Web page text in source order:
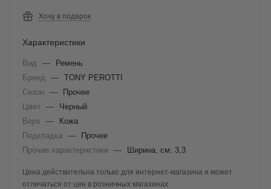
Хочу в подарок
Характеристики
Вид —
Ремень
Бренд
— TONY PEROTTI
Сезон
—
Прочее
Цвет —
Черный
Верх
—
Кожа
Подкладка
—
Прочее
Прочие характеристики
— Ширина, см: 3,3
Цена действительна только для интернет-магазина и может
отличаться от цен в розничных магазинах